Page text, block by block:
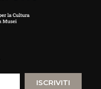
ISCRIVITI